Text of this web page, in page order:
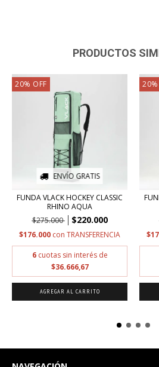
PRODUCTOS
20% OFF
ENVÍO GRATIS
FUNDA VLACK HOCKEY CLASSIC
RHINO AQUA
$275.000
$220.000
$176.000 con TRANSFERENCIA
6 cuotas sin interés de
$36.666,67
20%